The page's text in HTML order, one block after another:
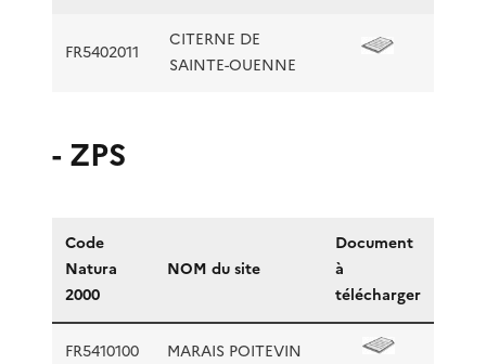
FR5402011
CITERNE DE
SAINTE-OUENNE
- ZPS
Code
Natura
2000
NOM du site
Document
à
télécharger
FR5410100 MARAIS POITEVIN